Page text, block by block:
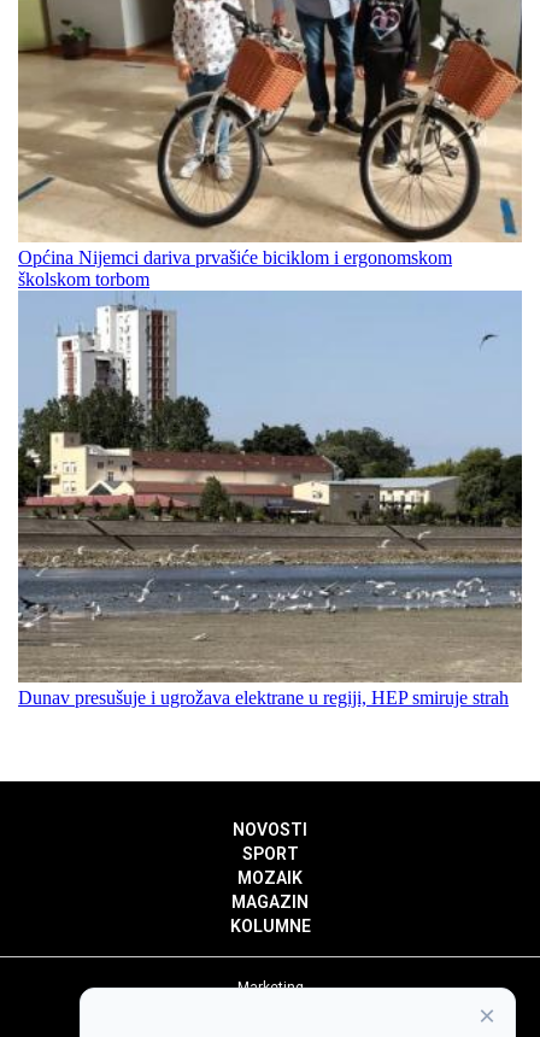
Općina Nijemci dariva prvašiće biciklom i ergonomskom
školskom torbom
Dunav presušuje i ugrožava elektrane u regiji, HEP smiruje strah
NOVOSTI
SPORT
MOZAIK
MAGAZIN
KOLUMNE
Marketing
×